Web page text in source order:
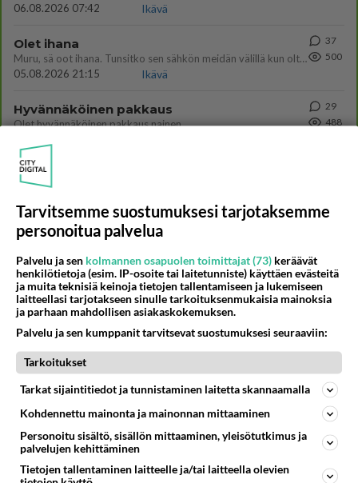
06.08.2026 07:42
Ikävä
Olet ihana
Muru, sä oot ihana. Tunsitko sen sähkön meidän välillä kun oltiin ihan låhekkäin? 👩‍❤️‍👩❤️😼😘
05.08.2026 21:15
Ikävä
37
500
Hyvännäköinen pakkaus
Olet hyvännäköinen pakkaus nainen.
29
488
Vihervasemmistofeministinaisasianaiset
06.08.2026 12:01
Sinkut
Muistatko Mikkelin panttivankidraaman?
Uusi draamasarja järkyttävästä tapauksesta on tulossa. Tositapahtumiin perustuva sarja ammentaa vuoden 1986 Mikkelin pan
Ernest Lawson täräytti erikoisen heiton TTK-lehdistötilaisuudessa: " Onko tässä tarkoituksena...?"
Jos SDP ei voita reilusti, persut kumoavat demokratian Suomesta 600
Uuden TTK-juontajan ympärillä epätietoisuus sakenee - Nyt MTV hämmentää soppaa
Mitä tuot pöytään parisuhteessa?
Tarvitsemme suostumuksesi tarjotaksemme
personoitua palvelua
Palvelu ja sen kolmannen osapuolen toimittajat (73) keräävät
henkilötietoja (esim. IP-osoite tai laitetunniste) käyttäen evästeitä
ja muita teknisiä keinoja tietojen tallentamiseen ja lukemiseen
laitteellasi tarjotakseen sinulle tarkoituksenmukaisia mainoksia
ja parhaan mahdollisen asiakaskokemuksen.
Palvelu ja sen kumppanit tarvitsevat suostumuksesi seuraaviin:
Tarkoitukset
Tarkat sijaintitiedot ja tunnistaminen laitetta skannaamalla
Kohdennettu mainonta ja mainonnan mittaaminen
Personoitu sisältö, sisällön mittaaminen, yleisötutkimus ja
palvelujen kehittäminen
Tietojen tallentaminen laitteelle ja/tai laitteella olevien